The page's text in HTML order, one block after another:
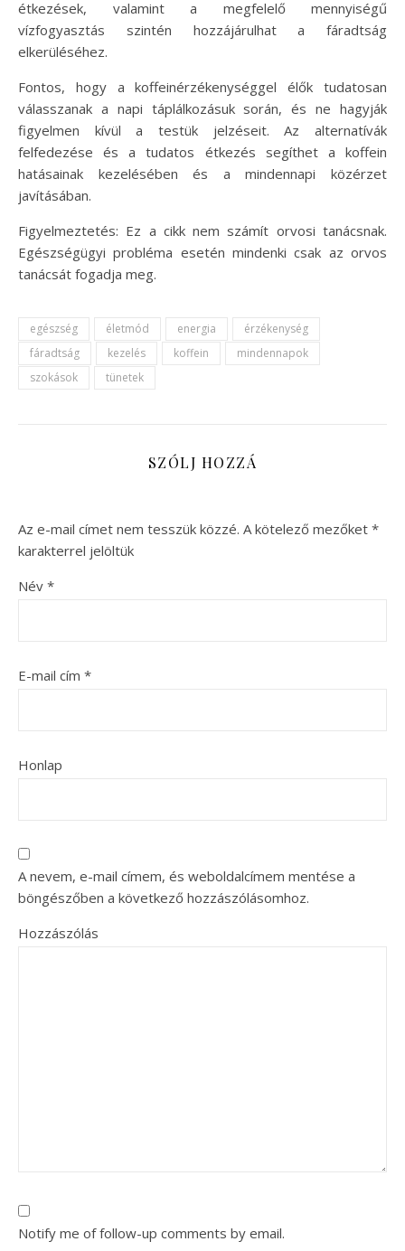
étkezések, valamint a megfelelő mennyiségű
vízfogyasztás szintén hozzájárulhat a fáradtság
elkerüléséhez.
Fontos, hogy a koffeinérzékenységgel élők tudatosan
válasszanak a napi táplálkozásuk során, és ne hagyják
figyelmen kívül a testük jelzéseit. Az alternatívák
felfedezése és a tudatos étkezés segíthet a koffein
hatásainak kezelésében és a mindennapi közérzet
javításában.
Figyelmeztetés: Ez a cikk nem számít orvosi tanácsnak.
Egészségügyi probléma esetén mindenki csak az orvos
tanácsát fogadja meg.
egészség életmód energia
érzékenység
fáradtság
kezelés koffein
mindennapok
szokások
tünetek
SZÓLJ HOZZÁ
Az e-mail címet nem tesszük közzé. A kötelező mezőket *
karakterrel jelöltük
Név *
E-mail cím *
Honlap
A nevem, e-mail címem, és weboldalcímem mentése a
böngészőben a következő hozzászólásomhoz.
Hozzászólás
Notify me of follow-up comments by email.